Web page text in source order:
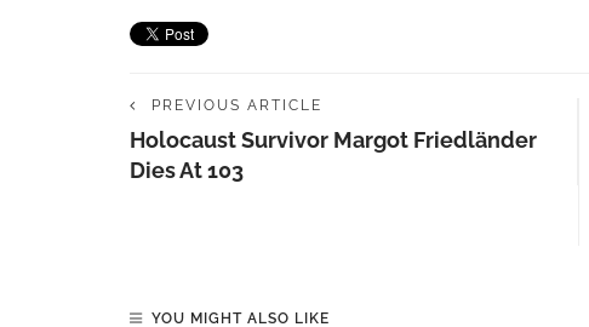
PREVIOUS ARTICLE
Holocaust Survivor Margot Friedländer
Dies At 103
YOU MIGHT ALSO LIKE